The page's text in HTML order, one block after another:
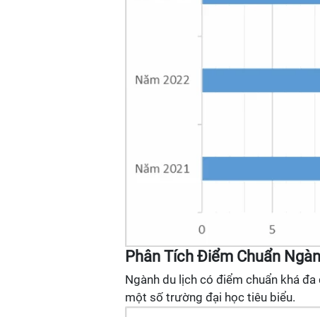
Phân Tích Điểm Chuẩn
Ngành du lịch có điểm chuẩn khá
một số trường đại học tiêu biểu.